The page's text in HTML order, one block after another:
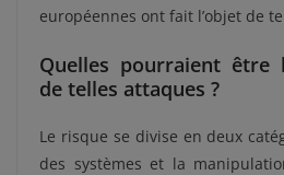
européennes ont fait l’objet de
Quelles pourraient être
de telles attaques ?
Le risque se divise en deux
des systèmes et la